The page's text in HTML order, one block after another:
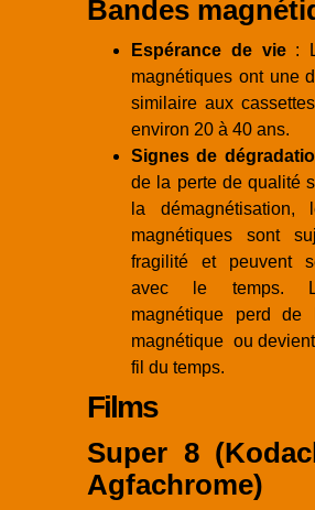
Bandes
Espérance de vie:
magnétiques ont une
similaire aux
environ 20 à 40 ans.
Signes de
de la perte de qualité
la démagnétisation,
magnétiques sont
fragilité et peuvent
avec le temps.
magnétique perd
magnétique ou
fil du temps.
Films
Super 8
Agfachrome)